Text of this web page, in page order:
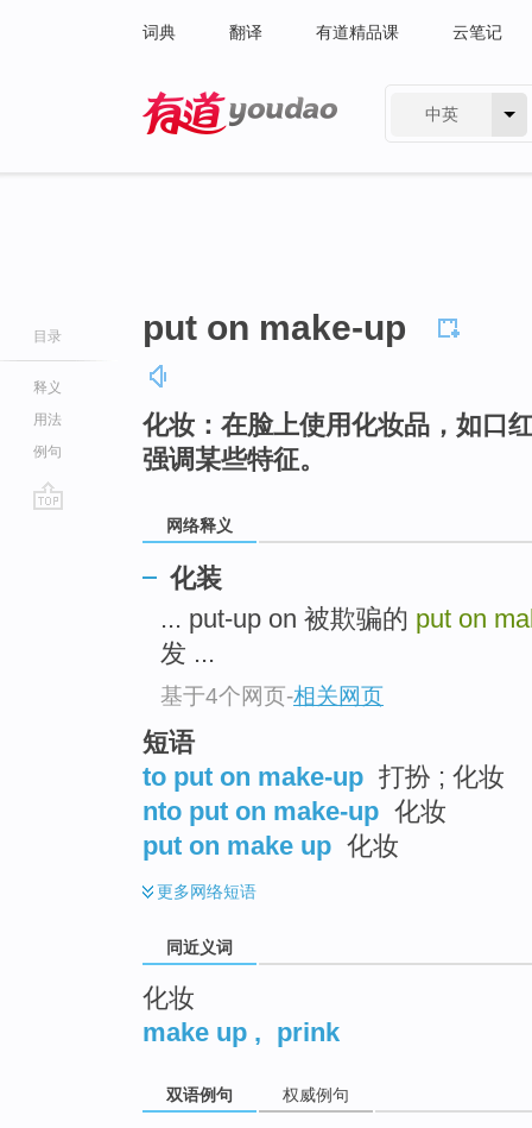
词典 翻译 有道精品课 云笔记
中英
目录
释义
用法
例句
put on make-up
化妆：在脸上使用化妆品，如口
强调某些特征。
网络释义
化装
... put-up on 被欺骗的 put on
发 ...
基于4个网页-相关网页
短语
to put on make-up 打扮 ; 化妆
nto put on make-up 化妆
put on make up 化妆
更多网络短语
同近义词
化妆
make up , prink
双语例句 权威例句